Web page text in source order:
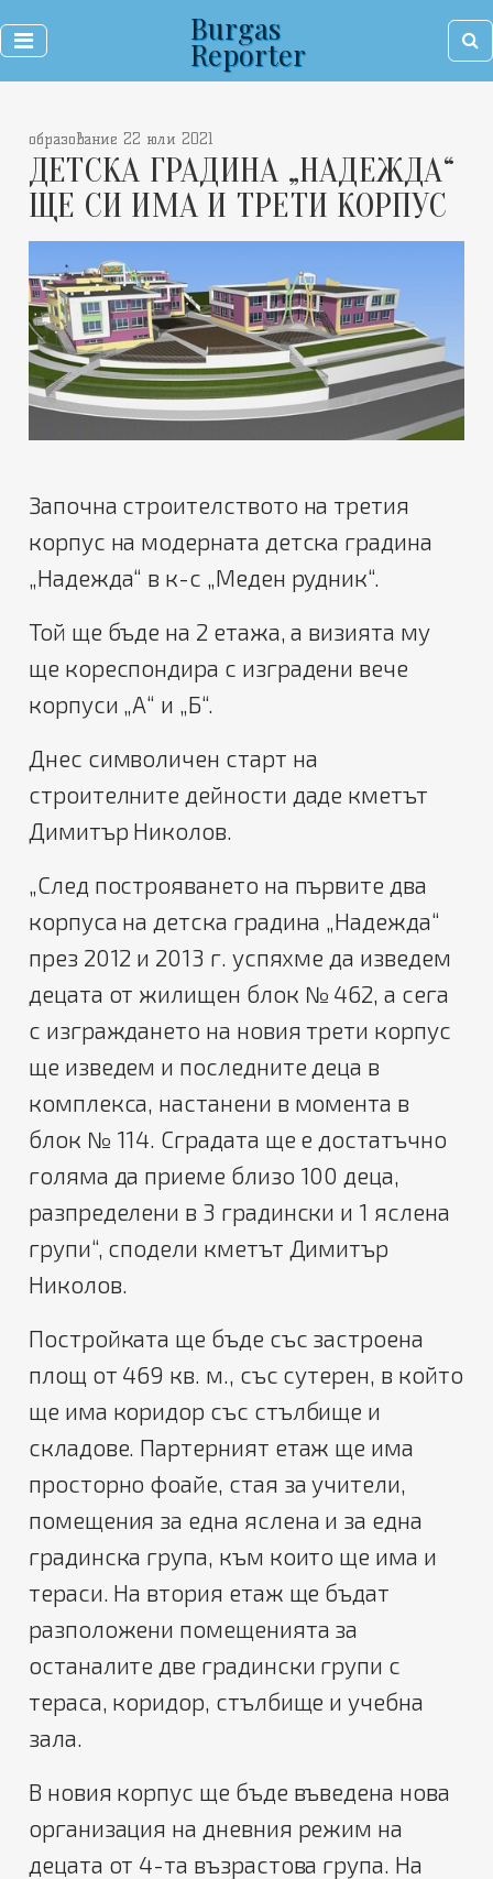
Burgas
Reporter
образование 22 юли 2021
ДЕТСКА ГРАДИНА „НАДЕЖДА“
ЩЕ СИ ИМА И ТРЕТИ КОРПУС
Започна строителството на третия
корпус на модерната детска градина
„Надежда“ в к-с „Меден рудник“.
Той ще бъде на 2 етажа, а визията му
ще кореспондира с изградени вече
корпуси „А“ и „Б“.
Днес символичен старт на
строителните дейности даде кметът
Димитър Николов.
„След построяването на първите два
корпуса на детска градина „Надежда“
през 2012 и 2013 г. успяхме да изведем
децата от жилищен блок № 462, а сега
с изграждането на новия трети корпус
ще изведем и последните деца в
комплекса, настанени в момента в
блок № 114. Сградата ще е достатъчно
голяма да приеме близо 100 деца,
разпределени в 3 градински и 1 яслена
групи“, сподели кметът Димитър
Николов.
Постройката ще бъде със застроена
площ от 469 кв. м., със сутерен, в който
ще има коридор със стълбище и
складове. Партерният етаж ще има
просторно фоайе, стая за учители,
помещения за една яслена и за една
градинска група, към които ще има и
тераси. На втория етаж ще бъдат
разположени помещенията за
останалите две градински групи с
тераса, коридор, стълбище и учебна
зала.
В новия корпус ще бъде въведена нова
организация на дневния режим на
децата от 4-та възрастова група. На